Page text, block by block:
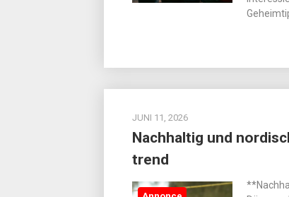
JUNI 11, 2026
Nachhaltig und
trend